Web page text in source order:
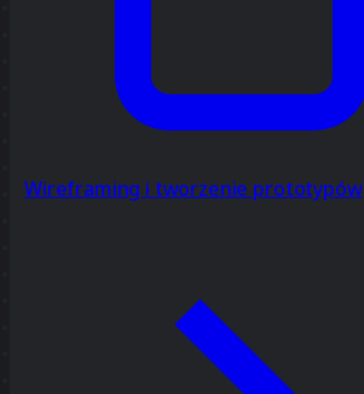
Wireframing i tworzenie prototypów